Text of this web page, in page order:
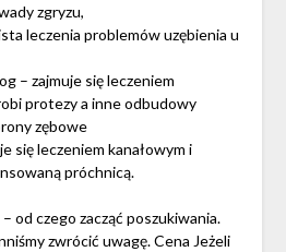
zgryzu,
leczenia problemów uzębienia u
– zajmuje się leczeniem
protezy a inne odbudowy
zębowe
się leczeniem kanałowym i
próchnicą.
– od czego zacząć poszukiwania.
zwrócić uwagę. Cena Jeżeli